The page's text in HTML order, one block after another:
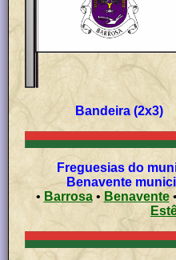
Bandeira (2x3)
Freguesias do
Benavente
• Barrosa• Benavente•